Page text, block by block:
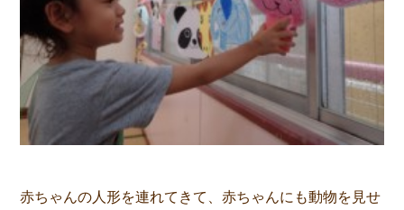
赤ちゃんの人形を連れてきて、赤ちゃんにも動物を見せ